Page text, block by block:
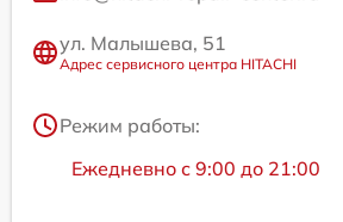
ул. Малышева, 51
Адрес сервисного центра HITACHI
Режим работы:
Ежедневно с 9:00 до 21:00